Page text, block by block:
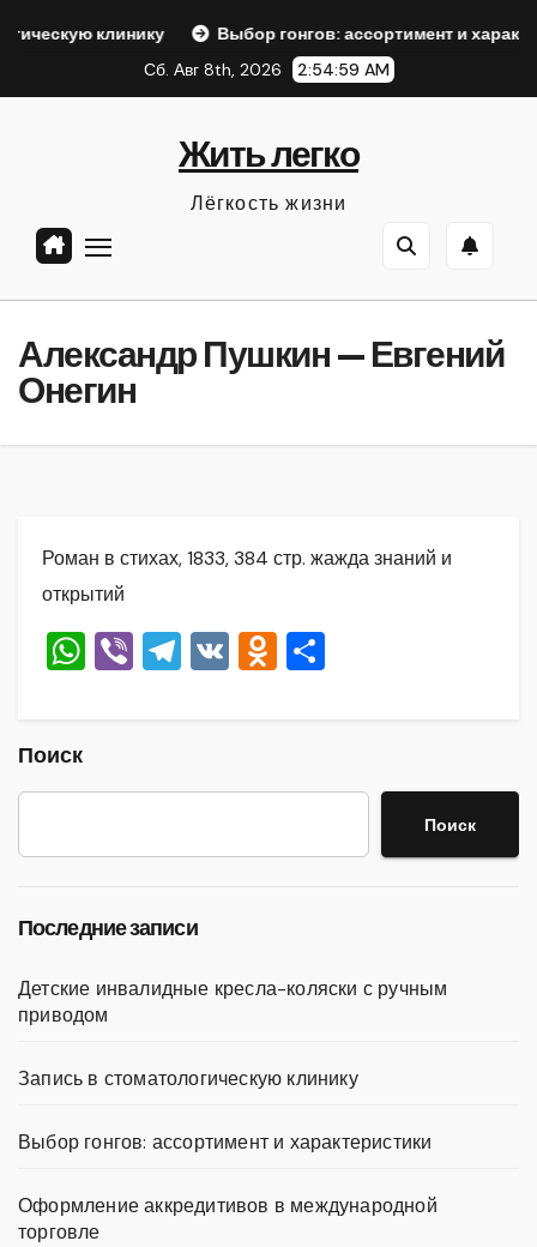
Выбор гонгов: ассортимент и характеристики
Сб. Авг 8th, 2026
2:55:00 AM
Жить легко
Лёгкость жизни
Александр Пушкин — Евгений
Онегин
Роман в стихах, 1833, 384 стр. жажда знаний и
открытий
W
A
p
Vi T
a
m
V O
kl
a
в
и
Поиск
Поиск
Последние записи
Детские инвалидные кресла-коляски с ручным
приводом
Запись в стоматологическую клинику
Выбор гонгов: ассортимент и характеристики
Оформление аккредитивов в международной
торговле